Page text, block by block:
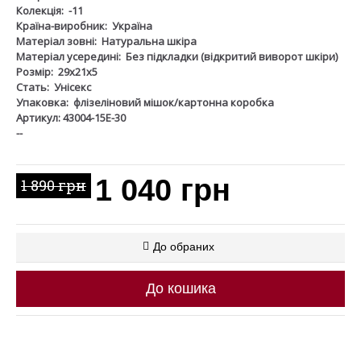
Колекція: -11
Країна-виробник: Україна
Матеріал зовні: Натуральна шкіра
Матеріал усередині: Без підкладки (відкритий виворот шкіри)
Розмір: 29х21х5
Стать: Унісекс
Упаковка: флізеліновий мішок/картонна коробка
Артикул: 43004-15Е-30
--
1 890 грн 1 040 грн
До обраних
До кошика